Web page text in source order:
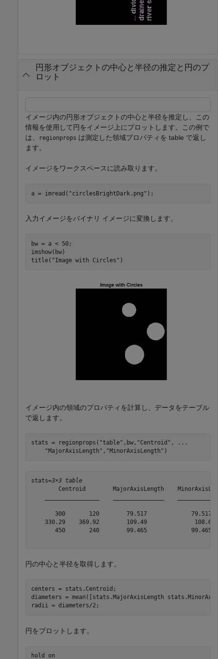
円形オブジェクトの中心と半径の推定と円のプ
ロット
イメージ内の円形オブジェクトの中心と半径を推定し、この
情報を使用して円をイメージ上にプロットします。この例で
は、
regionprops は測定した領域プロパティを table で返し
ます。
イメージをワークスペースに読み取ります。
a = imread( "circlesBrightDark.png" );
入力イメージをバイナリ イメージに変換します。
bw = a < 50;
imshow(bw)
title( "Image with Circles" )
イメージ内の領域のプロパティを計算し、データをテーブル
で返します。
stats = regionprops( "table" ,bw, "Centroid" ,
...
"MajorAxisLength" , "MinorAxisLength" )
stats=3×3 table
Centroid        MajorAxisLength
300       120        79.517
330.29    369.92        109.49
450       240        99.465
円の中心と半径を取得します。
centers = stats.Centroid;
diameters = mean([stats.MajorAxisLength
radii = diameters/2;
円をプロットします。
hold on